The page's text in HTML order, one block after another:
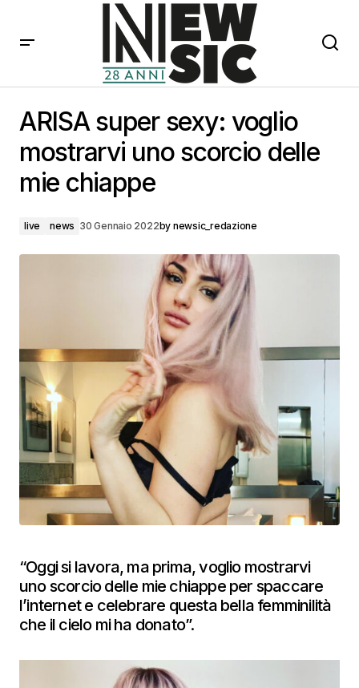
mie chiappe
ARISA super sexy: voglio
mostrarvi uno scorcio delle
mie chiappe
live news 30 Gennaio 2022by newsic_redazione
“Oggi si lavora, ma prima, voglio mostrarvi
uno scorcio delle mie chiappe per spaccare
l’internet e celebrare questa bella femminilità
che il cielo mi ha donato”.